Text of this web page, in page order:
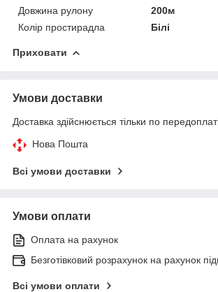
Довжина рулону
200м
Колір простирадла
Білі
Приховати
Умови доставки
Доставка здійснюється тільки по
Нова Пошта
Всі умови доставки
Умови оплати
Оплата на рахунок
Безготівковий розрахунок на рахунок
Всі умови оплати